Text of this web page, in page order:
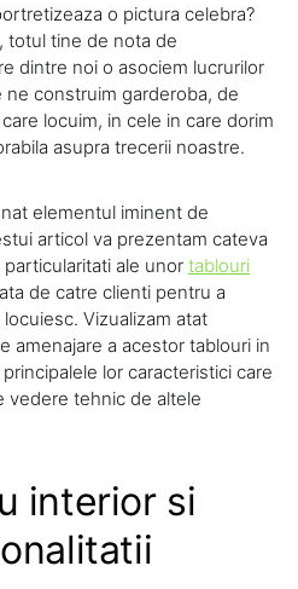
o pictura celebra?
totul tine de nota de
dintre noi o asociem lucrurilor
construim garderoba, de
locuim, in cele in care dorim
asupra trecerii noastre.
elementul iminent de
articol va prezentam cateva
ale unor tablouri
de catre clienti pentru a
Vizualizam atat
amenajare a acestor tablouri in
lor caracteristici care
vedere tehnic de altele
interior si